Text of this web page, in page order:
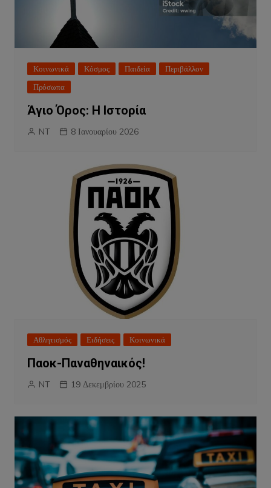
Κοινωνικά Κόσμος Παιδεία
Περιβάλλον
Πρόσωπα
Άγιο Όρος: Η Ιστορία
NT 8 Ιανουαρίου 2026
Αθλητισμός Ειδήσεις Κοινωνικά
Παοκ-Παναθηναικός!
NT 19 Δεκεμβρίου 2025